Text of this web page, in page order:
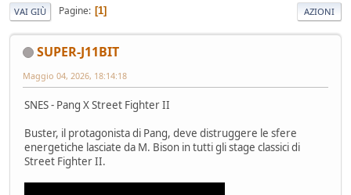
VAI GIÙ Pagine 1 AZIONI
SUPER-J11BIT
Maggio 04, 2026, 18:14:18
SNES - Pang X Street Fighter II
Buster, il protagonista di Pang, deve distruggere le sfere
energetiche lasciate da M. Bison in tutti gli stage classici di
Street Fighter II.